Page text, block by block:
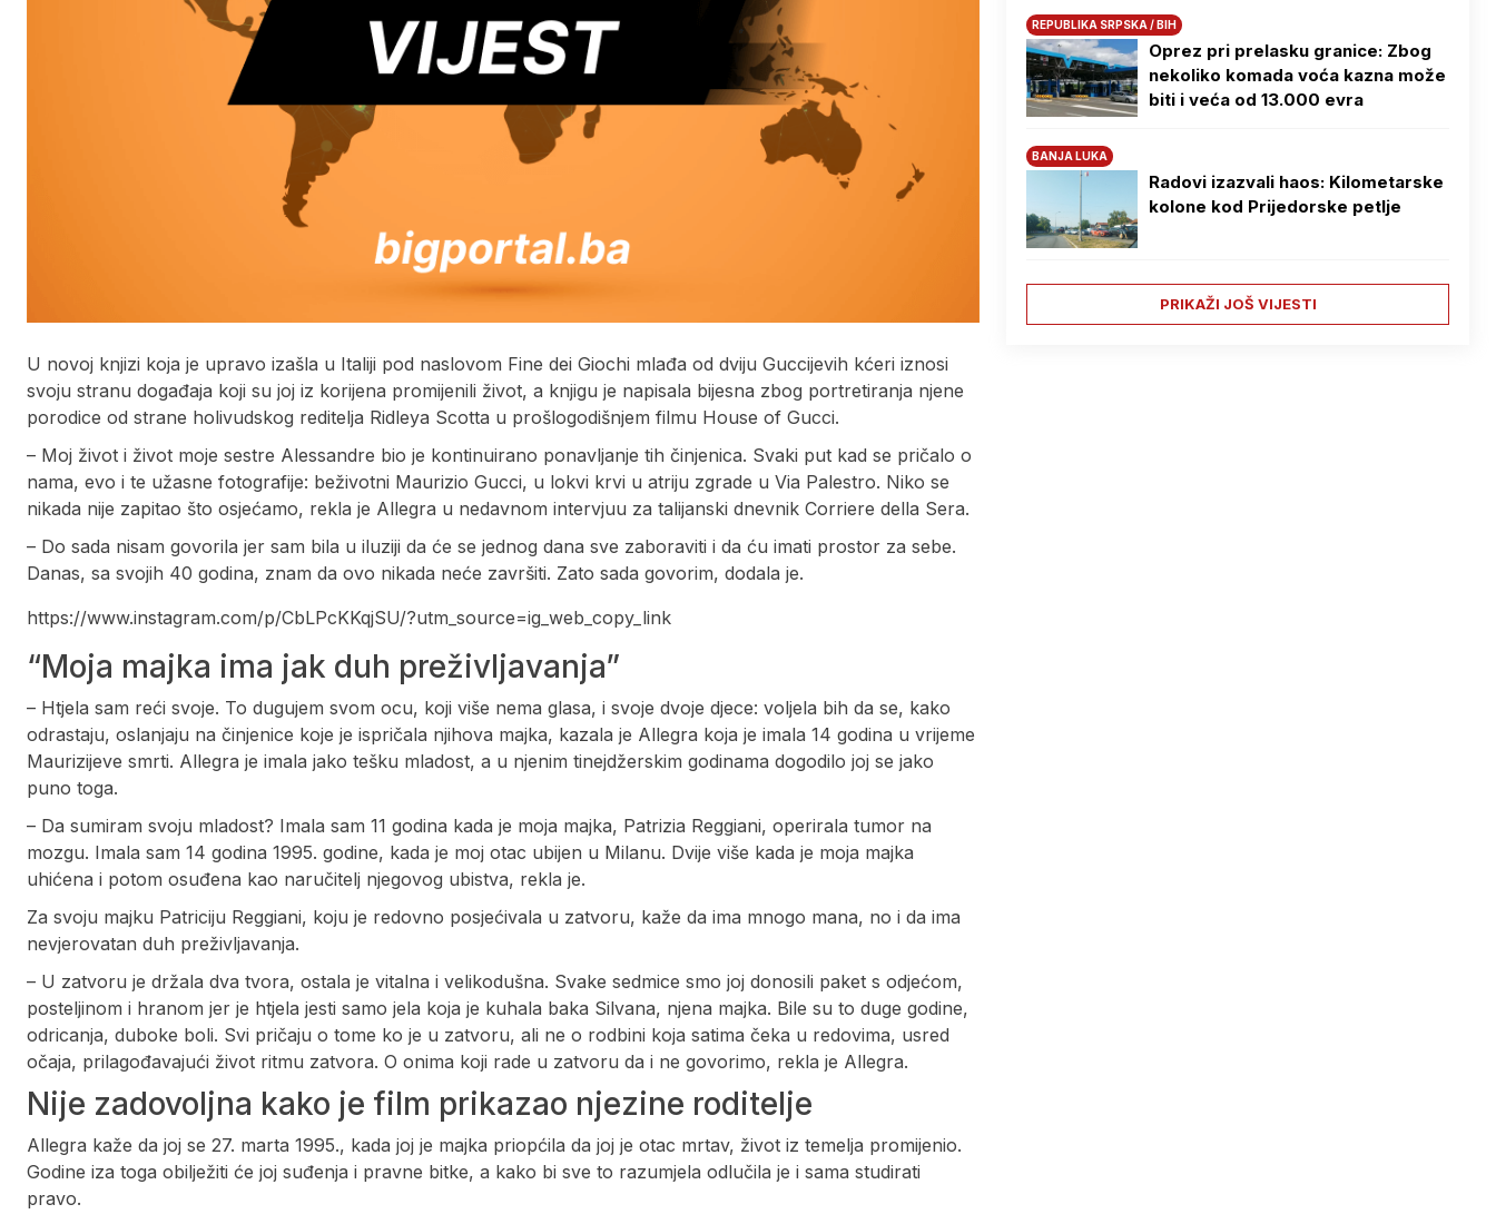
U novoj knjizi koja je upravo izašla u Italiji pod naslovom Fine dei Giochi mlađa od dviju Guccijevih kćeri iznosi
svoju stranu događaja koji su joj iz korijena promijenili život, a knjigu je napisala bijesna zbog portretiranja njene
porodice od strane holivudskog reditelja Ridleya Scotta u prošlogodišnjem filmu House of Gucci.
– Moj život i život moje sestre Alessandre bio je kontinuirano ponavljanje tih činjenica. Svaki put kad se pričalo o
nama, evo i te užasne fotografije: beživotni Maurizio Gucci, u lokvi krvi u atriju zgrade u Via Palestro. Niko se
nikada nije zapitao što osjećamo, rekla je Allegra u nedavnom intervjuu za talijanski dnevnik Corriere della Sera.
– Do sada nisam govorila jer sam bila u iluziji da će se jednog dana sve zaboraviti i da ću imati prostor za sebe.
Danas, sa svojih 40 godina, znam da ovo nikada neće završiti. Zato sada govorim, dodala je.
https://www.instagram.com/p/CbLPcKKqjSU/?utm_source=ig_web_copy_link
“Moja majka ima jak duh preživljavanja”
– Htjela sam reći svoje. To dugujem svom ocu, koji više nema glasa, i svoje dvoje djece: voljela bih da se, kako
odrastaju, oslanjaju na činjenice koje je ispričala njihova majka, kazala je Allegra koja je imala 14 godina u vrijeme
Maurizijeve smrti. Allegra je imala jako tešku mladost, a u njenim tinejdžerskim godinama dogodilo joj se jako
puno toga.
– Da sumiram svoju mladost? Imala sam 11 godina kada je moja majka, Patrizia Reggiani, operirala tumor na
mozgu. Imala sam 14 godina 1995. godine, kada je moj otac ubijen u Milanu. Dvije više kada je moja majka
uhićena i potom osuđena kao naručitelj njegovog ubistva, rekla je.
Za svoju majku Patriciju Reggiani, koju je redovno posjećivala u zatvoru, kaže da ima mnogo mana, no i da ima
nevjerovatan duh preživljavanja.
– U zatvoru je držala dva tvora, ostala je vitalna i velikodušna. Svake sedmice smo joj donosili paket s odjećom,
posteljinom i hranom jer je htjela jesti samo jela koja je kuhala baka Silvana, njena majka. Bile su to duge godine,
odricanja, duboke boli. Svi pričaju o tome ko je u zatvoru, ali ne o rodbini koja satima čeka u redovima, usred
očaja, prilagođavajući život ritmu zatvora. O onima koji rade u zatvoru da i ne govorimo, rekla je Allegra.
Nije zadovoljna kako je film prikazao njezine roditelje
Allegra kaže da joj se 27. marta 1995., kada joj je majka priopćila da joj je otac mrtav, život iz temelja promijenio.
Godine iza toga obilježiti će joj suđenja i pravne bitke, a kako bi sve to razumjela odlučila je i sama studirati
pravo.
REPUBLIKA SRPSKA / BIH
Oprez pri prelasku granice: Zbog
nekoliko komada voća kazna može
biti i veća od 13.000 evra
BANJA LUKA
Radovi izazvali haos: Kilometarske
kolone kod Prijedorske petlje
PRIKAŽI JOŠ VIJESTI